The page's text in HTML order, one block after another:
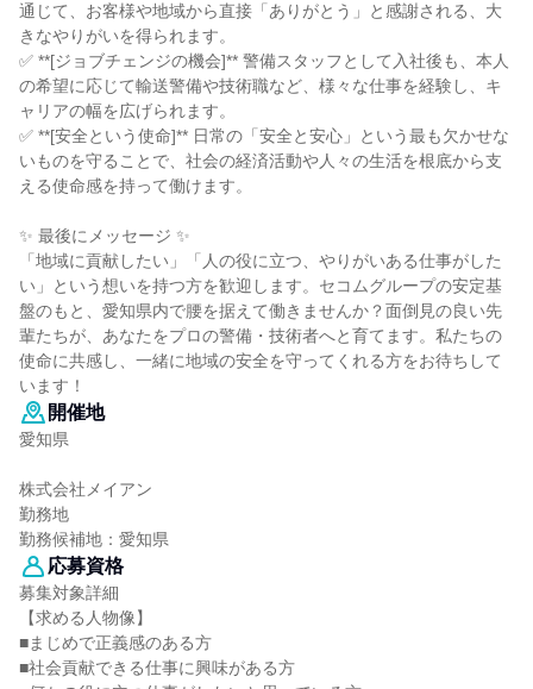
通じて、お客様や地域から直接「ありがとう」と感謝される、大
きなやりがいを得られます。
✅ **[ジョブチェンジの機会]** 警備スタッフとして入社後も、本人
の希望に応じて輸送警備や技術職など、様々な仕事を経験し、キ
ャリアの幅を広げられます。
✅ **[安全という使命]** 日常の「安全と安心」という最も欠かせな
いものを守ることで、社会の経済活動や人々の生活を根底から支
える使命感を持って働けます。
✨ 最後にメッセージ ✨
「地域に貢献したい」「人の役に立つ、やりがいある仕事がした
い」という想いを持つ方を歓迎します。セコムグループの安定基
盤のもと、愛知県内で腰を据えて働きませんか？面倒見の良い先
輩たちが、あなたをプロの警備・技術者へと育てます。私たちの
使命に共感し、一緒に地域の安全を守ってくれる方をお待ちして
います！
開催地
愛知県
株式会社メイアン
勤務地
勤務候補地：愛知県
応募資格
募集対象詳細
【求める人物像】
■まじめで正義感のある方
■社会貢献できる仕事に興味がある方